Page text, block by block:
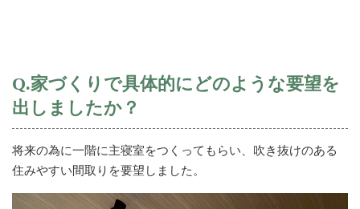
Q.家づくりで具体的にどのような要望を
出しましたか？
将来の為に一階に主寝室をつくってもらい、吹き抜けのある
住みやすい間取りを要望しました。